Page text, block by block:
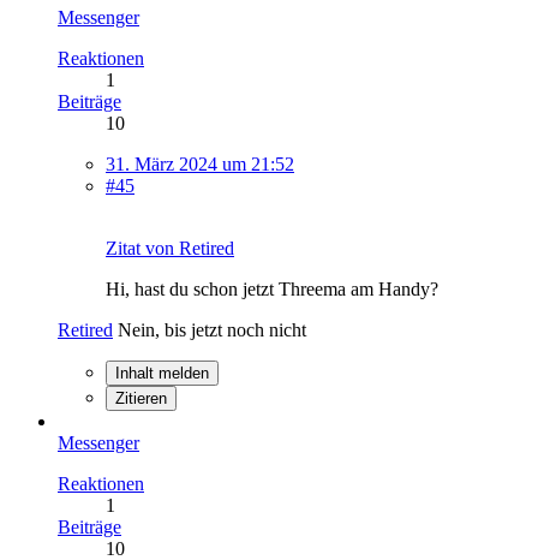
Messenger
Reaktionen
1
Beiträge
10
31. März 2024 um 21:52
#45
Zitat von Retired
Hi, hast du schon jetzt Threema am Handy?
Retired Nein, bis jetzt noch nicht
Inhalt melden
Zitieren
Messenger
Reaktionen
1
Beiträge
10